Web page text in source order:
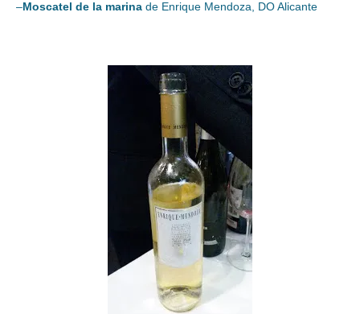
–Moscatel de la marina de Enrique Mendoza, DO Alicante